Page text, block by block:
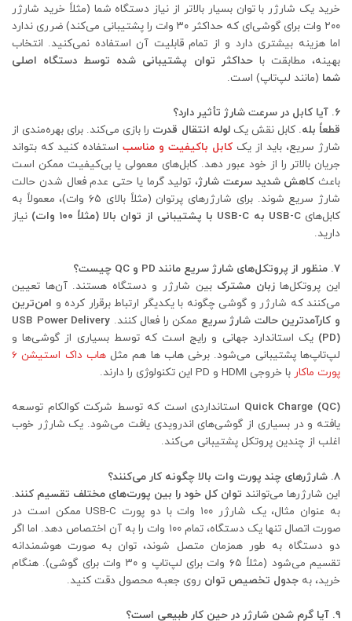
خرید یک شارژر با توان بسیار بالاتر از نیاز دستگاه شما (مثلاً خرید شارژر
۲۰۰ وات برای گوشی‌ای که حداکثر ۳۰ وات را پشتیبانی می‌کند) ضرری ندارد
اما هزینه بیشتری دارد و از تمام قابلیت آن استفاده نمی‌کنید. انتخاب
بهینه، مطابقت باحداکثر توان پشتیبانی شده توسط دستگاه اصلی
شما (مانند لپ‌تاپ) است.
۶. آیا کابل در سرعت شارژ تأثیر دارد؟
قطعاً بله. کابل نقش یکلوله انتقال قدرت را بازی می‌کند. برای بهره‌مندی از
شارژ سریع، باید از یک کابل باکیفیت و مناسب استفاده کنید که بتواند
جریان بالاتر را از خود عبور دهد. کابل‌های معمولی یا بی‌کیفیت ممکن است
باعث کاهش شدید سرعت شارژ، تولید گرما یا حتی عدم فعال شدن حالت
شارژ سریع شوند. برای شارژرهای پرتوان (مثلاً بالای ۶۵ وات)، معمولاً به
کابل‌هایUSB-C به USB-C با پشتیبانی از توان بالا (مثلاً ۱۰۰ وات)
نیاز
دارید.
۷. منظور از پروتکل‌های شارژ سریع مانند PD و QC چیست؟
این پروتکل‌هازبان مشترک بین شارژر و دستگاه هستند. آن‌ها تعیین
می‌کنند که شارژر و گوشی چگونه با یکدیگر ارتباط برقرار کرده و امن‌ترین
و کارآمدترین حالت شارژ سریع ممکن را فعال کنند. USB Power Delivery
(PD) یک استاندارد جهانی و رایج است که توسط بسیاری از گوشی‌ها و
لپ‌تاپ‌ها پشتیبانی می‌شود. برخی هاب ها هم مثل
هاب داک استیشن 6
پورت ماکار با خروجی HDMI و PD این تکنولوژی را دارند.
Quick Charge (QC) استانداردی است که توسط شرکت کوالکام توسعه
یافته و در بسیاری از گوشی‌های اندرویدی یافت می‌شود. یک شارژر خوب
اغلب از چندین پروتکل پشتیبانی می‌کند.
۸. شارژرهای چند پورت وات بالا چگونه کار می‌کنند؟
این شارژرها می‌توانند توان کل خود را بین پورت‌های مختلف تقسیم کنند.
به عنوان مثال، یک شارژر ۱۰۰ وات با دو پورت USB-C ممکن است در
صورت اتصال تنها یک دستگاه، تمام ۱۰۰ وات را به آن اختصاص دهد. اما اگر
دو دستگاه به طور همزمان متصل شوند، توان به صورت هوشمندانه
تقسیم می‌شود (مثلاً ۶۵ وات برای لپ‌تاپ و ۳۰ وات برای گوشی). هنگام
خرید، به جدول تخصیص توان روی جعبه محصول دقت کنید.
۹. آیا گرم شدن شارژر در حین کار طبیعی است؟